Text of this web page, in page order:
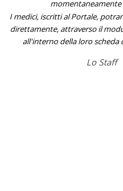
momentaneamente
I medici, iscritti al Portale,
direttamente, attraverso il
all'interno della loro scheda
Lo Staff